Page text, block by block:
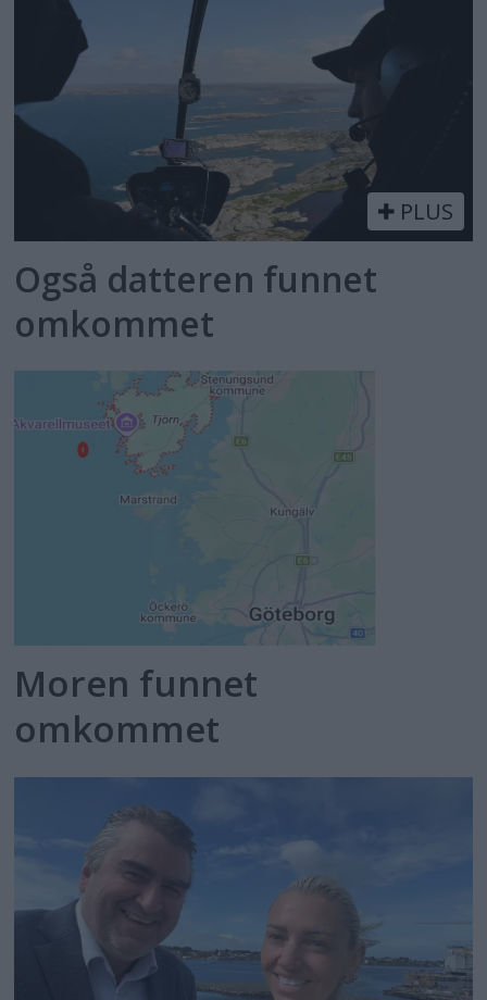
PLUS
Også datteren funnet
omkommet
Moren funnet
omkommet